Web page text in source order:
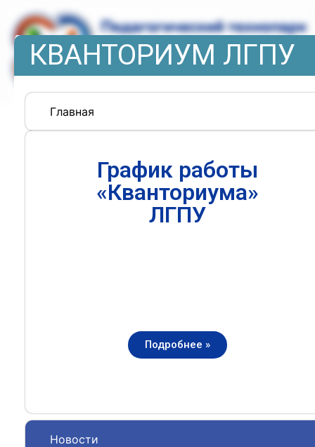
КВАНТОРИУМ ЛГПУ
Главная
Новости
График работы
«Кванториума»
ЛГПУ
Подробнее »